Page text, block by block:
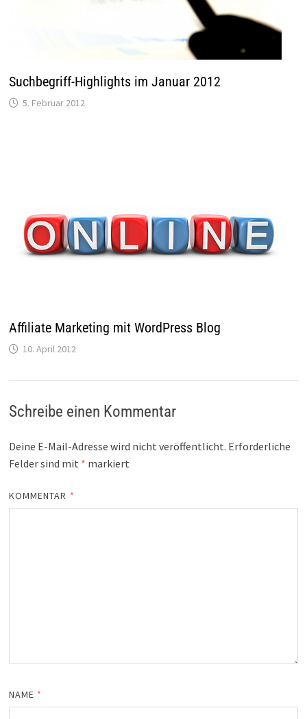
Suchbegriff-Highlights im Januar 2012
5. Februar 2012
Affiliate Marketing mit WordPress Blog
10. April 2012
Schreibe einen Kommentar
Deine E-Mail-Adresse wird nicht veröffentlicht. Erforderliche
Felder sind mit * markiert
KOMMENTAR *
NAME *